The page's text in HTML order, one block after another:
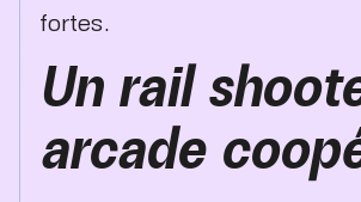
fortes.
Un rail
arcade